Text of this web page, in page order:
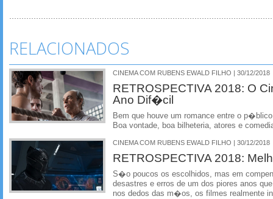
RELACIONADOS
CINEMA COM RUBENS EWALD FILHO | 30/12/2018
RETROSPECTIVA 2018: O
Ano Dif�cil
Bem que houve um romance entre o
Boa vontade, boa bilheteria, atores e
CINEMA COM RUBENS EWALD FILHO | 30/12/2018
RETROSPECTIVA 2018:
S�o poucos os escolhidos, mas em
desastres e erros de um dos piores anos
nos dedos das m�os, os filmes realmente